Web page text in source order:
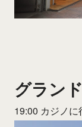
グラン
19:00 カジノに